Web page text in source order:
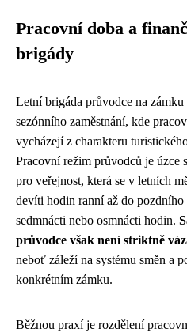
Pracovní doba a
brigády
Letní brigáda průvodce na
sezónního zaměstnání, kde
vycházejí z charakteru
Pracovní režim průvodců je úzce
pro veřejnost, která se v letních
devíti hodin ranní až do pozdního
sedmnácti nebo osmnácti hodin.
průvodce však není striktně
neboť záleží na systému směn a
konkrétním zámku.
Běžnou praxí je rozdělení